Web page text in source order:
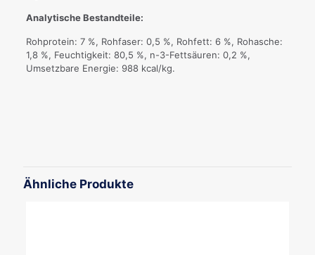
Analytische Bestandteile:
Rohprotein: 7 %, Rohfaser: 0,5 %, Rohfett: 6 %, Rohasche:
1,8 %, Feuchtigkeit: 80,5 %, n-3-Fettsäuren: 0,2 %,
Umsetzbare Energie: 988 kcal/kg.
Ähnliche Produkte